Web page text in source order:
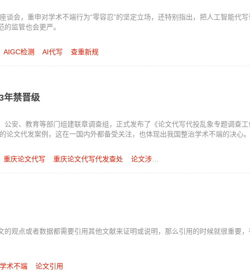
谈会，重申对学术不端行为“零容忍”的坚定立场，还特别指出，把人工智能代
监管也会更严。
AIGC检测 AI代写 查重新规
年禁晋级
安、教育等部门组建联章调查组，正式发布了《论文代写代投乱象专题调查
文代发案例，这在一国内外都备受关注，也体现出我国整治学术不端的决心。
重庆论文代写 重庆论文代写代发查处 论文涉事作者职称限制
观点或者数据都需要引用其他文献来证明或说明，那么引用的时候就很重要
学术不端 论文引用